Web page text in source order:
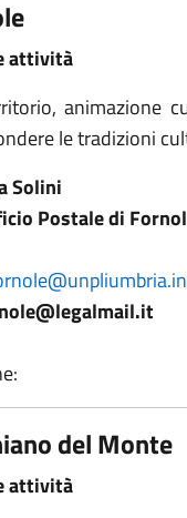
attività
animazione
le tradizioni
Solini
Postale di
del Monte
attività